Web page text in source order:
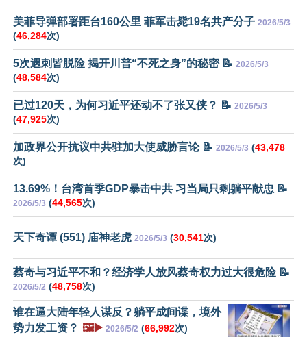
美菲导弹部署距台160公里 菲军击毙19名共产分子 2026/5/3
(46,284次)
5次遇刺皆脱险 揭开川普“不死之身”的秘密 📝 2026/5/3
(48,584次)
已过120天，为何习近平还动不了张又侠？ 📝 2026/5/3
(47,925次)
加政界公开抗议中共驻加大使威胁言论 📝 2026/5/3 (43,478
次)
13.69%！台湾首季GDP暴击中共 习当局只剩躺平献忠 📝
2026/5/3 (44,565次)
天下奇谭 (551) 庙神老虎 2026/5/3 (30,541次)
蔡奇与习近平不和？经济学人放风蔡奇权力过大很危险 📝
2026/5/2 (48,758次)
谁在逼大陆年轻人谋反？躺平成间谍，境外
势力发工资？ 🖼️▶️ 2026/5/2 (66,992次)